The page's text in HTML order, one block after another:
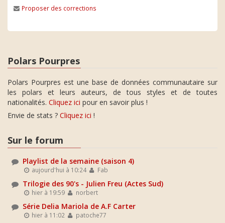
Proposer des corrections
Polars Pourpres
Polars Pourpres est une base de données communautaire sur
les polars et leurs auteurs, de tous styles et de toutes
nationalités. Cliquez ici pour en savoir plus !
Envie de stats ? Cliquez ici !
Sur le forum
Playlist de la semaine (saison 4)
aujourd'hui à 10:24 Fab
Trilogie des 90's - Julien Freu (Actes Sud)
hier à 19:59 norbert
Série Delia Mariola de A.F Carter
hier à 11:02 patoche77